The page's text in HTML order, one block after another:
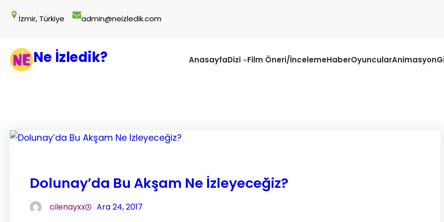
geç İzmir, Türkiye admin@neizledik.com
Ne İzledik? AnasayfaDizi Film Öneri/İncelemeHaberOyuncularAnimasyon
Dolunay’da Bu Akşam Ne İzleyeceğiz?
cilenayxx Ara 24, 2017